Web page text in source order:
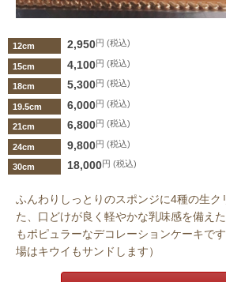
12cm 2,950円 (税込)
15cm 4,100円 (税込)
18cm 5,300円 (税込)
19.5cm 6,000円 (税込)
21cm 6,800円 (税込)
24cm 9,800円 (税込)
30cm 18,000円 (税込)
ふんわりしっとりのスポンジに4種の生ク
た、口どけが良く軽やかな乳味感を備え
もポピュラーなデコレーションケーキで
場はキウイもサンドします）